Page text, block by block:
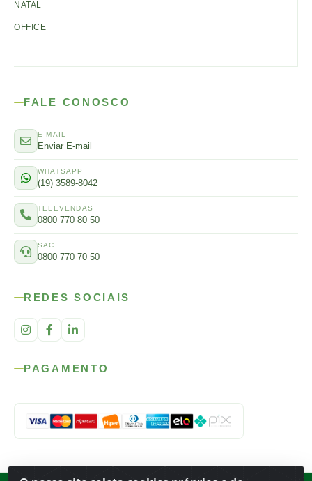
NATAL
OFFICE
FALE CONOSCO
E-MAIL
Enviar E-mail
WHATSAPP
(19) 3589-8042
TELEVENDAS
0800 770 80 50
SAC
0800 770 70 50
REDES SOCIAIS
PAGAMENTO